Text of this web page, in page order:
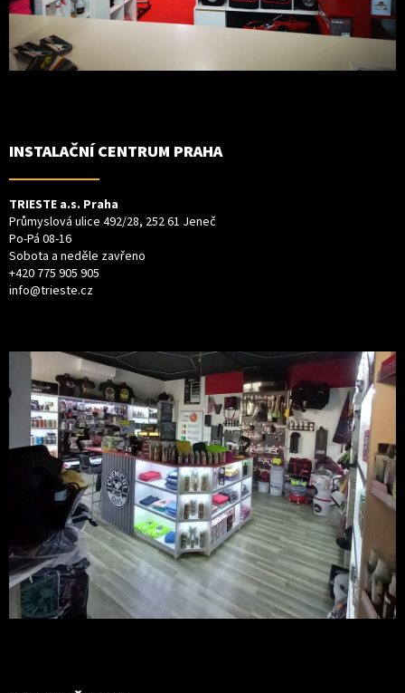
INSTALAČNÍ CENTRUM PRAHA
TRIESTE a.s. Praha
Průmyslová ulice 492/28, 252 61 Jeneč
Po-Pá 08-16
Sobota a neděle zavřeno
+420 775 905 905
info@trieste.cz